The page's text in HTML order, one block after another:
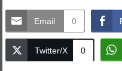
Email 0
Twitter/X 0